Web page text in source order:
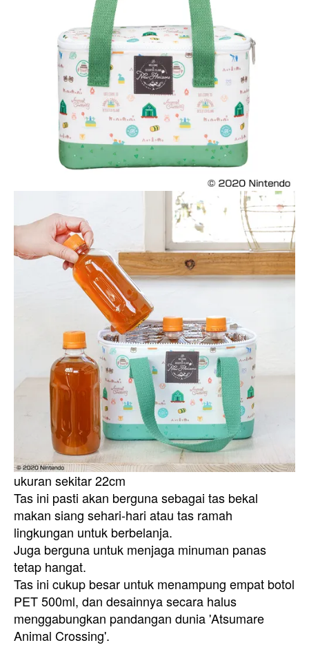
ukuran sekitar 22cm
Tas ini pasti akan berguna sebagai tas bekal
makan siang sehari-hari atau tas ramah
lingkungan untuk berbelanja.
Juga berguna untuk menjaga minuman panas
tetap hangat.
Tas ini cukup besar untuk menampung empat botol
PET 500ml, dan desainnya secara halus
menggabungkan pandangan dunia 'Atsumare
Animal Crossing'.